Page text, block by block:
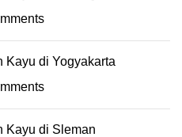
Kayu di Yogyakarta
Kayu di Sleman